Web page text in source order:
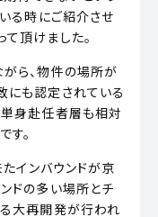
る時にご紹介させ
頂けました。
ら、物件の場所が
にも認定されている
身赴任者層も相対
。
インバウンドが京
ドの多い場所とチ
大再開発が行われ